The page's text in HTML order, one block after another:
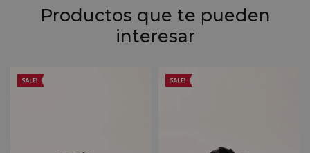
Productos que te pueden
interesar